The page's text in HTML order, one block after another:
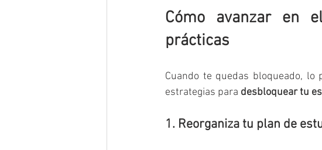
Cómo avanzar en
prácticas
Cuando te quedas bloqueado,
estrategias para desbloquear tu
1. Reorganiza tu plan de